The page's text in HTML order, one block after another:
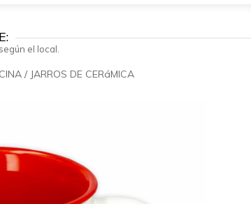
el local.
/ JARROS DE CERáMICA